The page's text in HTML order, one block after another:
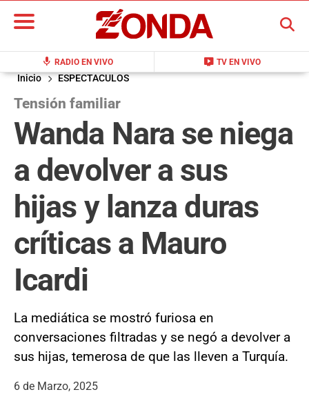
mic RADIO EN VIVO live_tv TV EN VIVO
BUSCAR
Inicio ESPECTACULOS
Tensión familiar
Wanda Nara se niega
a devolver a sus
hijas y lanza duras
críticas a Mauro
Icardi
La mediática se mostró furiosa en
conversaciones filtradas y se negó a devolver a
sus hijas, temerosa de que las lleven a Turquía.
6 de Marzo, 2025